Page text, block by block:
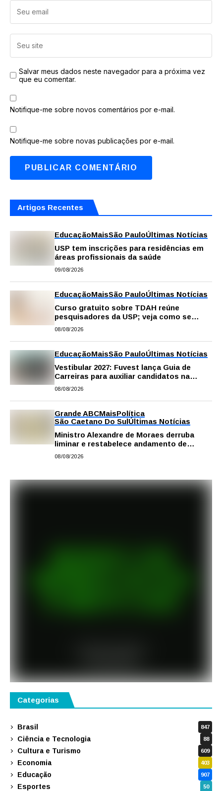
Salvar meus dados neste navegador para a próxima vez
que eu comentar.
Notifique-me sobre novos comentários por e-mail.
Notifique-me sobre novas publicações por e-mail.
Artigos Recentes
EducaçãoMaisSão PauloÚltimas Notícias
USP tem inscrições para residências em
áreas profissionais da saúde
09/08/2026
EducaçãoMaisSão PauloÚltimas Notícias
Curso gratuito sobre TDAH reúne
pesquisadores da USP; veja como se
inscrever
08/08/2026
EducaçãoMaisSão PauloÚltimas Notícias
Vestibular 2027: Fuvest lança Guia de
Carreiras para auxiliar candidatos na
escolha da profissão
08/08/2026
Grande ABCMaisPolítica
São Caetano Do SulÚltimas Notícias
Ministro Alexandre de Moraes derruba
liminar e restabelece andamento de
comissão processante contra vereador
08/08/2026
Categorias
Brasil 847
Ciência e Tecnologia 88
Cultura e Turismo 609
Economia 403
Educação 907
Esportes 50